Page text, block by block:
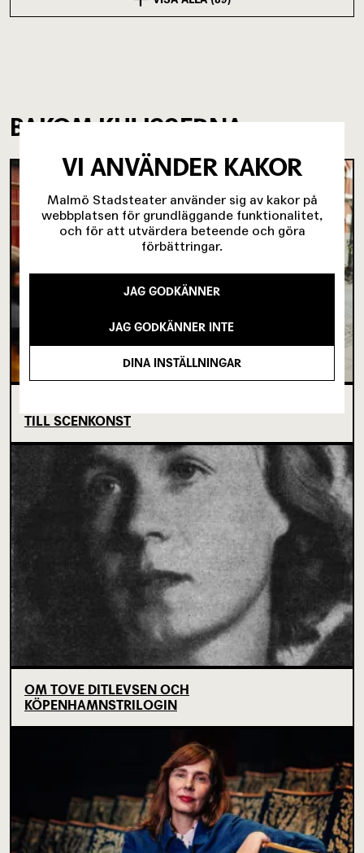
BAKOM KULISSERNA
TILL SCENKONST
OM TOVE DITLEVSEN OCH
KÖPENHAMNSTRILOGIN
VI ANVÄNDER KAKOR
Malmö Stadsteater använder sig av kakor på
webbplatsen för grundläggande funktionalitet,
och för att utvärdera beteende och göra
förbättringar.
JAG GODKÄNNER
JAG GODKÄNNER INTE
DINA INSTÄLLNINGAR